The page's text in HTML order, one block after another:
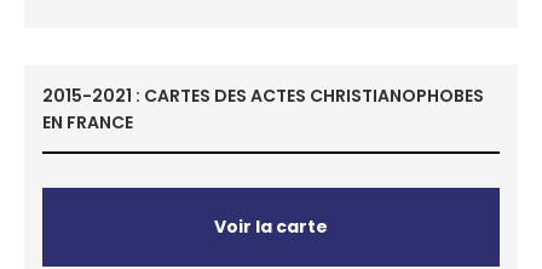
2015-2021 : CARTES DES ACTES CHRISTIANOPHOBES
EN FRANCE
Voir la carte